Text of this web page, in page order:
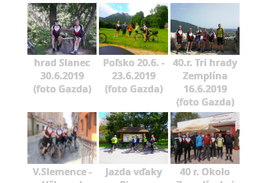
hrad Slanec
30.6.2019
(foto Gazda)
Poľsko 20.6. -
23.6.2019
(foto Gazda)
40.r. Tri hrady
Zemplína
16.6.2019
(foto Gazda)
V.Slemence -
Jazda vďaky
40 r. Okolo